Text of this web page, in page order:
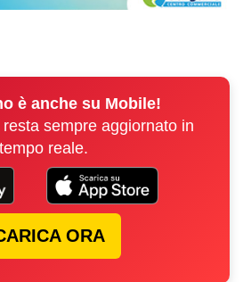
è anche su Mobile!
resta sempre aggiornato in
tempo reale.
ORA